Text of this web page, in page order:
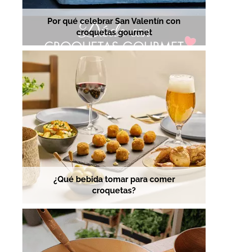
Por qué celebrar San Valentín con
croquetas gourmet
¿Qué bebida tomar para comer
croquetas?